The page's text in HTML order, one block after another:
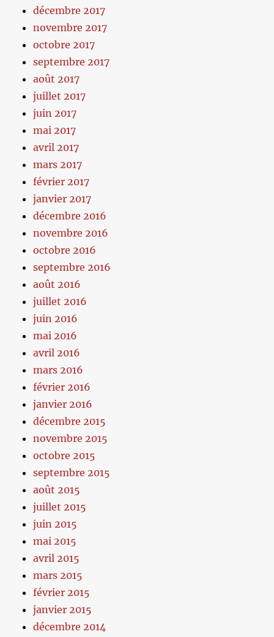
décembre 2017
novembre 2017
octobre 2017
septembre 2017
août 2017
juillet 2017
juin 2017
mai 2017
avril 2017
mars 2017
février 2017
janvier 2017
décembre 2016
novembre 2016
octobre 2016
septembre 2016
août 2016
juillet 2016
juin 2016
mai 2016
avril 2016
mars 2016
février 2016
janvier 2016
décembre 2015
novembre 2015
octobre 2015
septembre 2015
août 2015
juillet 2015
juin 2015
mai 2015
avril 2015
mars 2015
février 2015
janvier 2015
décembre 2014